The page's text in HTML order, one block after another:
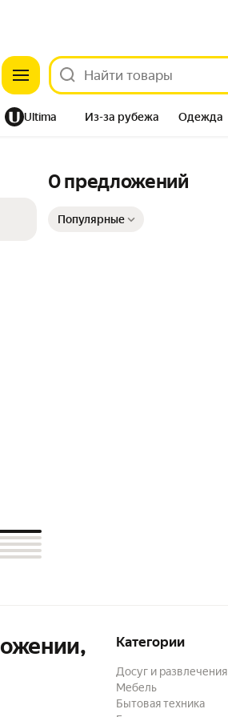
Ultima Из-за рубежа Одежда
0 предложений
Популярные
Категории
Досуг и развлечения
Мебель
Бытовая техника